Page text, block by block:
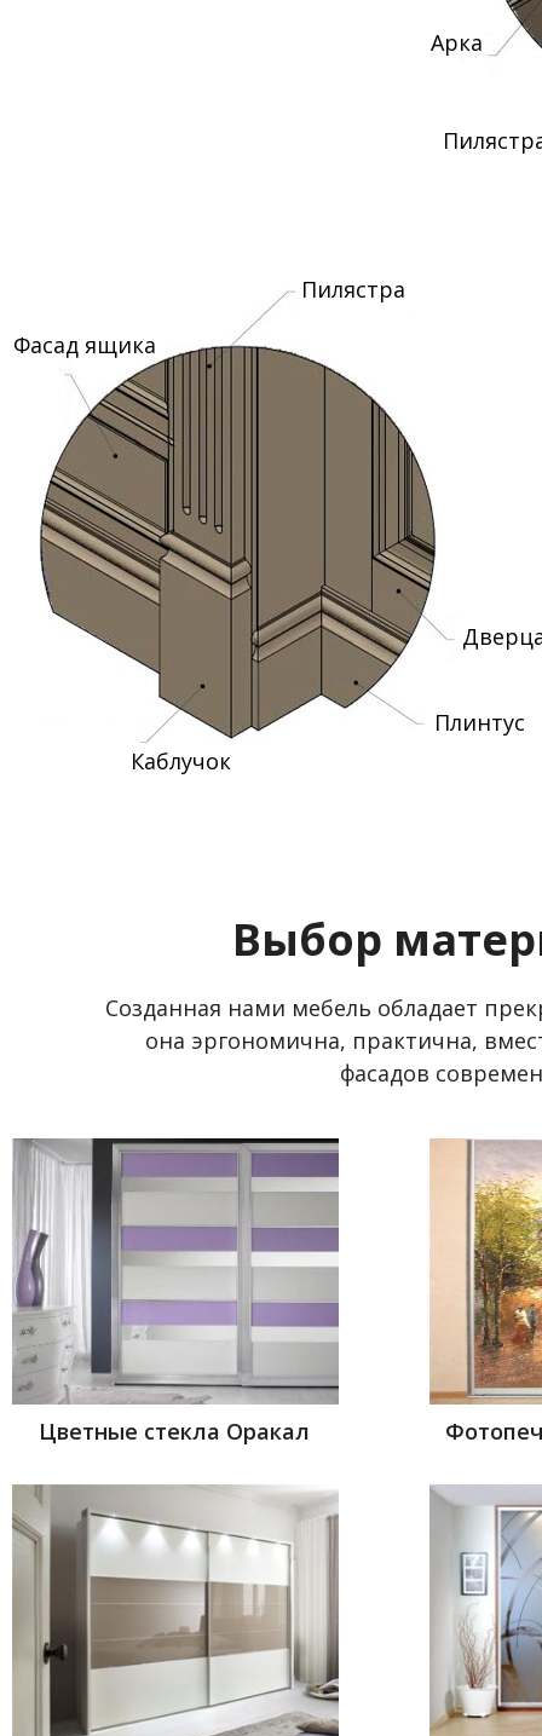
Плинтус
Созданная нами мебель обладает
она эргономична, практична,
фасадов
Фасад ящика
Выбор
Цветные стекла Оракал
Пилястра
Каблучок
Арка